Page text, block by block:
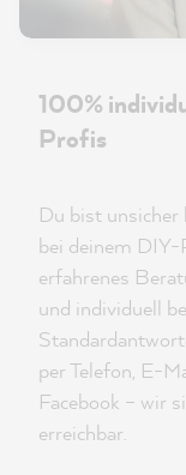
100%
Profis
Du bist
bei deinem
erfahrenes
und individuell
per Telefon, E-
Facebook – wir
erreichbar.